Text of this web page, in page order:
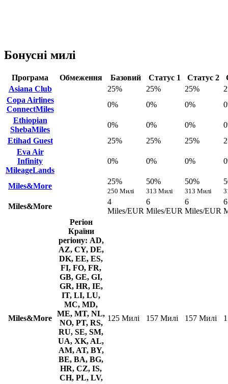
Бонусні милі
Програма Обмеження Базовий Статус 1 Статус 2
Asiana Club
25% 25% 25%
Copa Airlines
ConnectMiles
0% 0% 0%
Ethiopian
ShebaMiles
0% 0% 0%
Etihad Guest
25% 25% 25%
Eva Air
Infinity
MileageLands
0% 0% 0%
Miles&More
25%
250 Милі
50%
313 Милі
50%
313 Милі
Miles&More
4
Miles/EUR
6
Miles/EUR
6
Miles/EUR
6
Miles&More
Регіон
Країни
регіону: AD,
AZ, CY, DE,
DK, EE, ES,
FI, FO, FR,
GB, GE, GI,
GR, HR, IE,
IT, LI, LU,
MC, MD,
ME, MT, NL,
NO, PT, RS,
RU, SE, SM,
UA, XK, AL,
AM, AT, BY,
BE, BA, BG,
HR, CZ, IS,
CH, PL, LV,
125 Милі 157 Милі 157 Милі